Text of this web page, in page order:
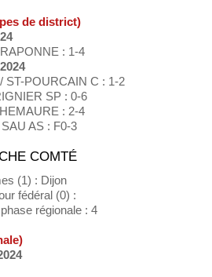
de district)
: 1-4
ST-POURCAIN C : 1-2
SP : 0-6
: 2-4
AS : F0-3
COMTÉ
(1) : Dijon
fédéral (0) :
régionale : 4